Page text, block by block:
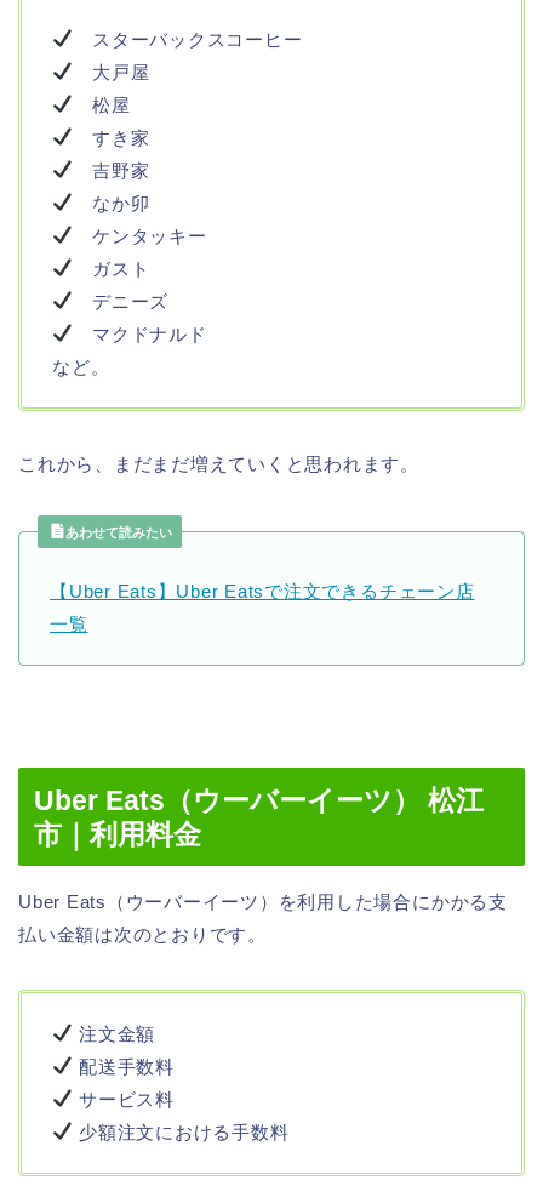
スターバックスコーヒー
大戸屋
松屋
すき家
吉野家
なか卯
ケンタッキー
ガスト
デニーズ
マクドナルド
など。
これから、まだまだ増えていくと思われます。
あわせて読みたい
【Uber Eats】Uber Eatsで注文できるチェーン店
一覧
Uber Eats（ウーバーイーツ） 松江
市｜利用料金
Uber Eats（ウーバーイーツ）を利用した場合にかかる支
払い金額は次のとおりです。
注文金額
配送手数料
サービス料
少額注文における手数料